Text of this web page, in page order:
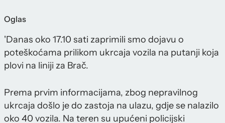
Oglas
'Danas oko 17.10 sati zaprimili smo dojavu o
poteškoćama prilikom ukrcaja vozila na putanji koja
plovi na liniji za Brač.
Prema prvim informacijama, zbog nepravilnog
ukrcaja došlo je do zastoja na ulazu, gdje se nalazilo
oko 40 vozila. Na teren su upućeni policijski